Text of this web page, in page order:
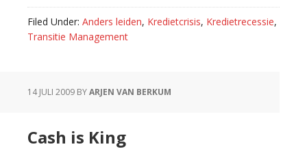
Filed Under: Anders leiden, Kredietcrisis, Kredietrecessie,
Transitie Management
14 JULI 2009 BYARJEN VAN BERKUM
Cash is King